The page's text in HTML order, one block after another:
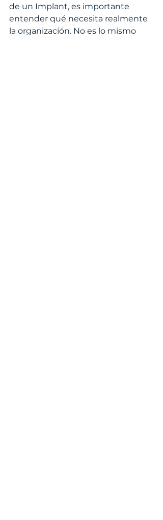
de un Implant, es importante
entender qué necesita realmente
la organización. No es lo mismo